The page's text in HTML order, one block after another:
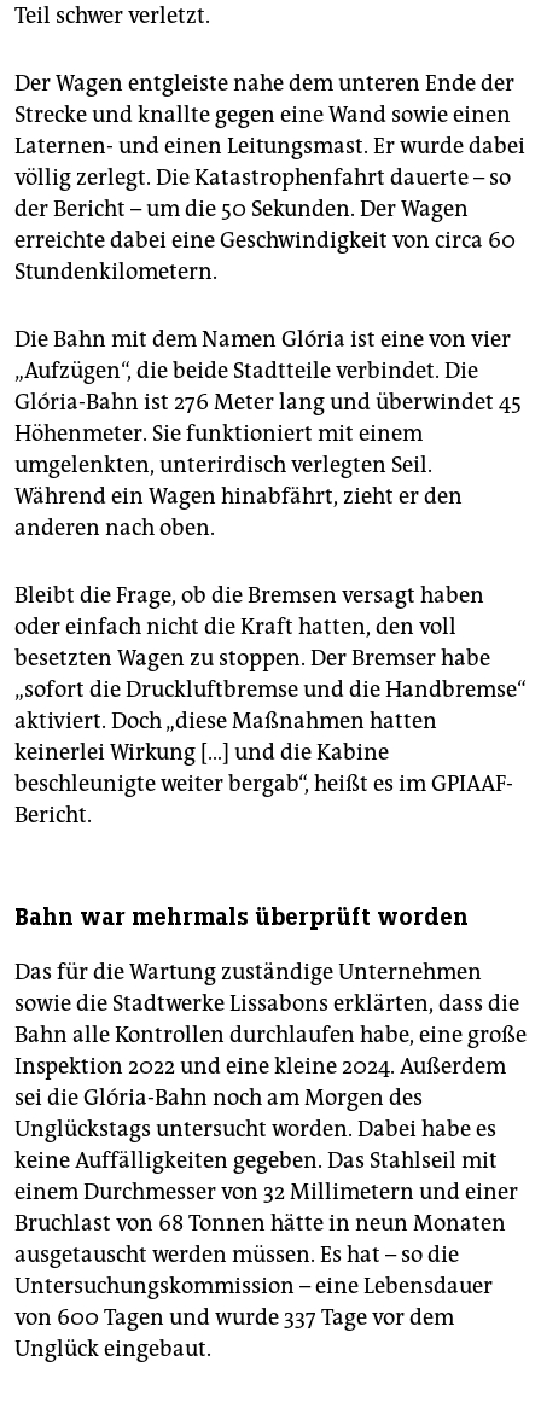
Teil schwer verletzt.
Der Wagen entgleiste nahe dem unteren Ende der
Strecke und knallte gegen eine Wand sowie einen
Laternen- und einen Leitungsmast. Er wurde dabei
völlig zerlegt. Die Katastrophenfahrt dauerte – so
der Bericht – um die 50 Sekunden. Der Wagen
erreichte dabei eine Geschwindigkeit von circa 60
Stundenkilometern.
Die Bahn mit dem Namen Glória ist eine von vier
„Aufzügen“, die beide Stadtteile verbindet. Die
Glória-Bahn ist 276 Meter lang und überwindet 45
Höhenmeter. Sie funktioniert mit einem
umgelenkten, unterirdisch verlegten Seil.
Während ein Wagen hinabfährt, zieht er den
anderen nach oben.
Bleibt die Frage, ob die Bremsen versagt haben
oder einfach nicht die Kraft hatten, den voll
besetzten Wagen zu stoppen. Der Bremser habe
„sofort die Druckluftbremse und die Handbremse“
aktiviert. Doch „diese Maßnahmen hatten
keinerlei Wirkung […] und die Kabine
beschleunigte weiter bergab“, heißt es im GPIAAF-
Bericht.
Bahn war mehrmals überprüft worden
Das für die Wartung zuständige Unternehmen
sowie die Stadtwerke Lissabons erklärten, dass die
Bahn alle Kon­trol­len durchlaufen habe, eine große
Inspektion 2022 und eine kleine 2024. Außerdem
sei die Glória-Bahn noch am Morgen des
Unglückstags untersucht worden. Dabei habe es
keine Auffälligkeiten gegeben. Das Stahlseil mit
einem Durchmesser von 32 Millimetern und einer
Bruchlast von 68 Tonnen hätte in neun Monaten
ausgetauscht werden müssen. Es hat – so die
Untersuchungskommission – eine Lebensdauer
von 600 Tagen und wurde 337 Tage vor dem
Unglück eingebaut.